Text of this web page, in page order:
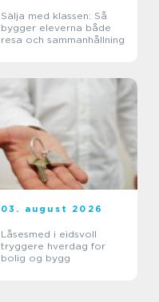
Sälja med klassen: Så
bygger eleverna både
resa och sammanhållning
03. august 2026
Låsesmed i eidsvoll
tryggere hverdag for
bolig og bygg